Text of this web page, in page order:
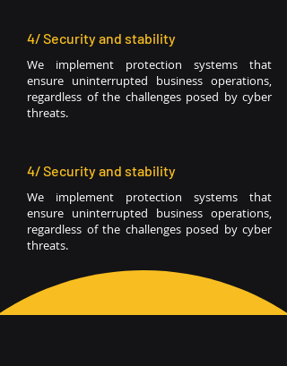
4/ Security and stability
We implement protection systems that
ensure uninterrupted business operations,
regardless of the challenges posed by cyber
threats.
4/ Security and stability
We implement protection systems that
ensure uninterrupted business operations,
regardless of the challenges posed by cyber
threats.